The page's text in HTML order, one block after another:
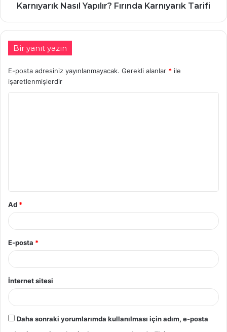
Karnıyarık Nasıl Yapılır? Fırında Karnıyarık Tarifi
Bir yanıt yazın
E-posta adresiniz yayınlanmayacak. Gerekli alanlar * ile
işaretlenmişlerdir
Ad *
E-posta *
İnternet sitesi
Daha sonraki yorumlarımda kullanılması için adım, e-posta